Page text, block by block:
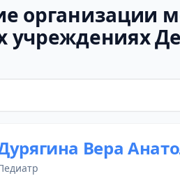
организации
учреждениях
Вера
педиатр